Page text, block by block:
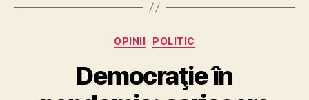
Categories
OPINII POLITIC
Democraţie în